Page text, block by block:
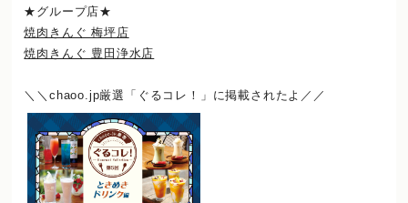
★グループ店★
焼肉きんぐ 梅坪店
焼肉きんぐ 豊田浄水店
＼＼chaoo.jp厳選「ぐるコレ！」に掲載されたよ／／